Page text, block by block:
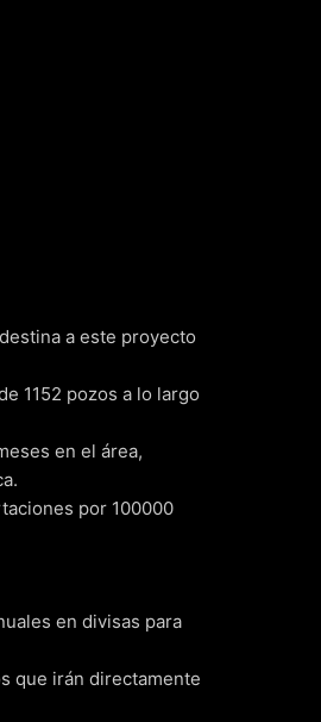
a este proyecto
1152 pozos a lo largo
en el área,
por 100000
en divisas para
que irán directamente